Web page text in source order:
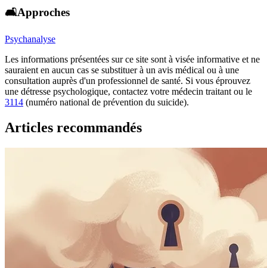
🛋️Approches
Psychanalyse
Les informations présentées sur ce site sont à visée informative et ne
sauraient en aucun cas se substituer à un avis médical ou à une
consultation auprès d'un professionnel de santé. Si vous éprouvez
une détresse psychologique, contactez votre médecin traitant ou le
3114 (numéro national de prévention du suicide).
Articles recommandés